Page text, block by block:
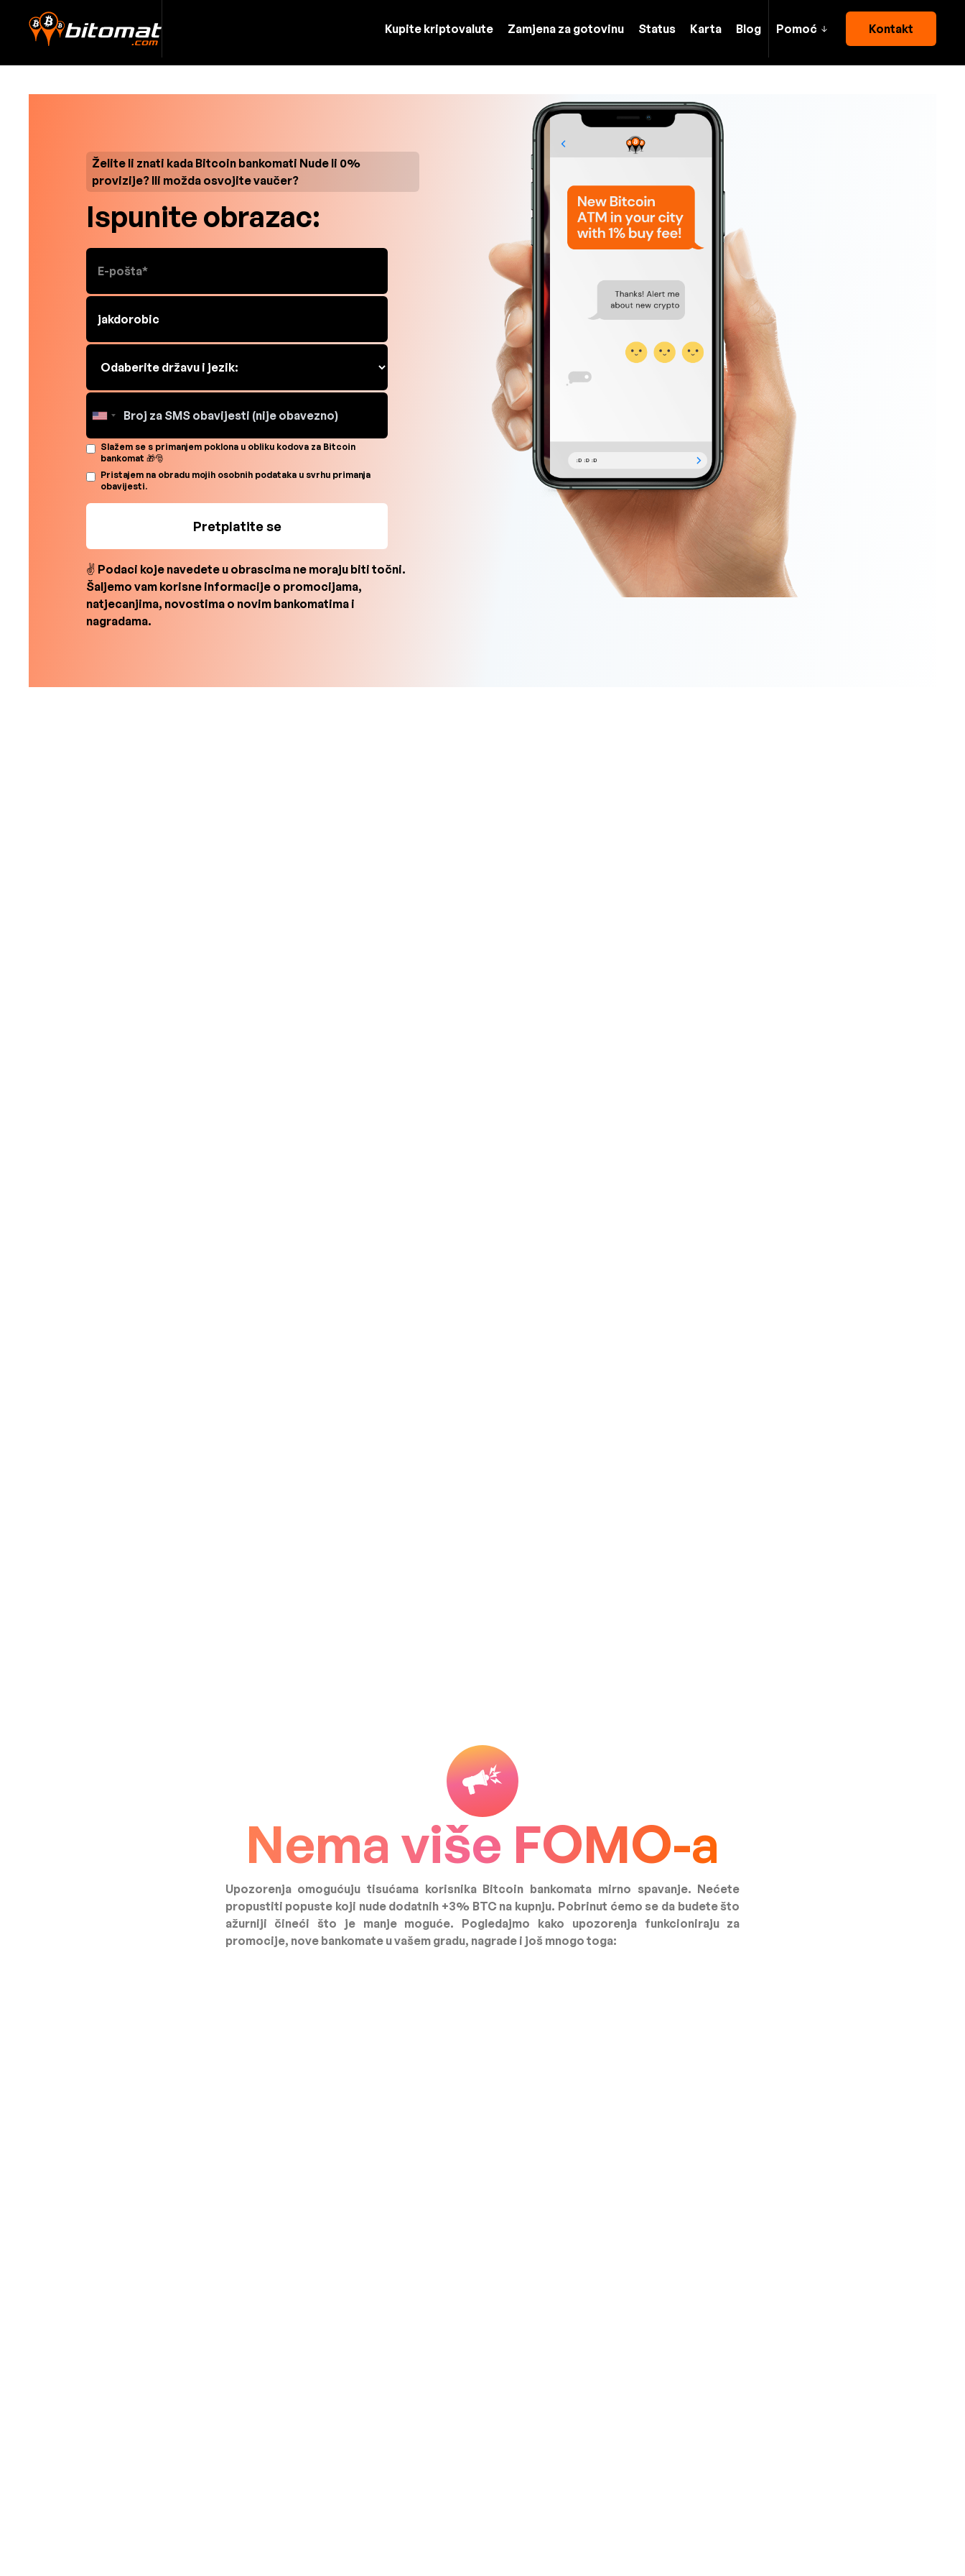
Kupite kriptovalute Zamjena za gotovinu Status Karta Blog Pomoć Kontakt
Želite li znati kada Bitcoin bankomati Nude li 0%
provizije? Ili možda osvojite vaučer?
Ispunite obrazac:
Slažem se s primanjem poklona u obliku kodova za Bitcoin
bankomat 🎁🎅
Pristajem na obradu mojih osobnih podataka u svrhu primanja
obavijesti.
✌ Podaci koje navedete u obrascima ne moraju biti točni.
Šaljemo vam korisne informacije o promocijama,
natjecanjima, novostima o novim bankomatima i
nagradama.
Slide 1 of 5.
Nema više FOMO-a
Upozorenja omogućuju tisućama korisnika Bitcoin bankomata mirno spavanje. Nećete
propustiti popuste koji nude dodatnih +3% BTC na kupnju. Pobrinut ćemo se da budete što
ažurniji čineći što je manje moguće. Pogledajmo kako upozorenja funkcioniraju za
promocije, nove bankomate u vašem gradu, nagrade i još mnogo toga: